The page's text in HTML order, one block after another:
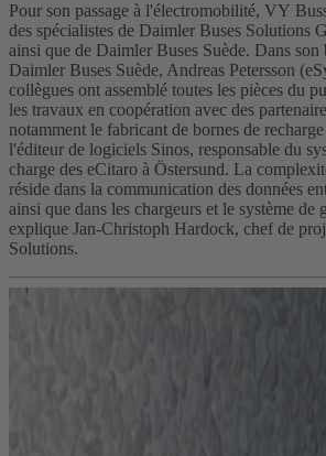
Pour son passage à l'électromobilité, VY
des spécialistes de Daimler Buses Solutions
ainsi que de Daimler Buses Suède. Dans son
Daimler Buses Suède, Andreas Petersson
collègues ont assemblé toutes les pièces du
les travaux en coopération avec des
notamment le fabricant de bornes de
l'éditeur de logiciels Sinos, responsable du
charge des eCitaro à Östersund. La
réside dans la communication des données
ainsi que dans les chargeurs et le système de
explique Jan-Christoph Hardock, chef de
Solutions.